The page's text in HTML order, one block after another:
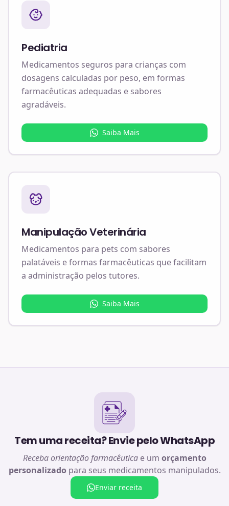
Pediatria
Medicamentos seguros para crianças com
dosagens calculadas por peso, em formas
farmacêuticas adequadas e sabores
agradáveis.
Saiba Mais
Manipulação Veterinária
Medicamentos para pets com sabores
palatáveis e formas farmacêuticas que facilitam
a administração pelos tutores.
Saiba Mais
Tem uma receita? Envie pelo WhatsApp
Receba orientação farmacêuticae um orçamento
personalizado para seus medicamentos manipulados.
Enviar receita